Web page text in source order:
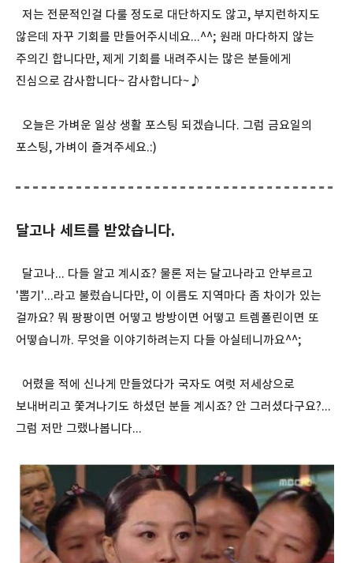
저는 전문적인걸 다룰 정도로 대단하지도 않고, 부지런하지도
않은데 자꾸 기회를 만들어주시네요...^^; 원래 마다하지 않는
주의긴 합니다만, 제게 기회를 내려주시는 많은 분들에게
진심으로 감사합니다~ 감사합니다~♪
오늘은 가벼운 일상 생활 포스팅 되겠습니다. 그럼 금요일의
포스팅, 가벼이 즐겨주세요.:)
달고나 세트를 받았습니다.
달고나... 다들 알고 계시죠? 물론 저는 달고나라고 안부르고
'뽑기'...라고 불렀습니다만, 이 이름도 지역마다 좀 차이가 있는
걸까요? 뭐 팡팡이면 어떻고 방방이면 어떻고 트렘폴린이면 또
어떻습니까. 무엇을 이야기하려는지 다들 아실테니까요^^;
어렸을 적에 신나게 만들었다가 국자도 여럿 저세상으로
보내버리고 쫓겨나기도 하셨던 분들 계시죠? 안 그러셨다구요?...
그럼 저만 그랬나봅니다...